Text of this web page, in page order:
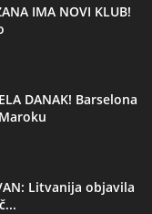
IMA NOVI KLUB!
DANAK! Barselona
Litvanija objavila